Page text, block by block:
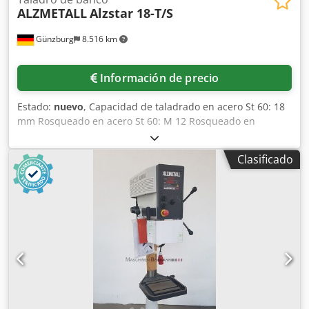
Günzburg 8.516 km
ALZMETALLAlzstar 18-T/S
Información de precio
Estado: nuevo, Capacidad de taladrado en acero St 60: 18
mm Rosqueado en acero St 60: M 12 Rosqueado en
fundición GG 20: M 14 Portaherramientas corto MK 2
Velocidad del husillo: 225-4.300 rpm Cedoyv Nddopfx
Acgsha Recorrido del husillo: 80 mm Saliente: 190 mm
Diámetro de la columna: 65 mm Mesa de la máquina:
superficie útil de 300x240 mm Ranuras en T: número -
anchura - distancia: 2 x 12 x 80 mm Distancia husillo-mesa
de la máquina, mín./máx.: 75/357 mm Placa base de la
máquina: superficie útil de 300x240 mm Ranuras en T:
número - anchura - distancia: 2 x 12 x 80 mm Distancia
husillo-placa base, mín./máx.: 437/437 mm Avanze manual
Ajuste de la altura de la mesa de la máquina mediante
manivela Consumo total de energía: 0,37/0,55 kW Altura de
Clasificado